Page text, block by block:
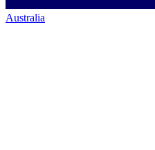
Australia